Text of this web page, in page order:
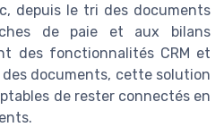
depuis le tri des documents
de paie et aux bilans
des fonctionnalités CRM et
documents, cette solution
de rester connectés en